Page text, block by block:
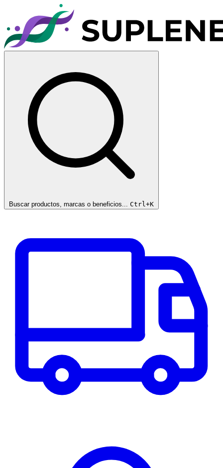
Buscar productos, marcas o beneficios... Ctrl+K